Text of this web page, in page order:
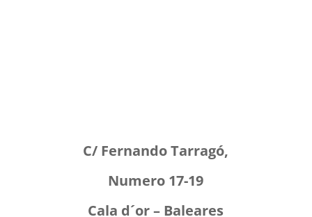
C/ Fernando Tarragó,
Numero 17-19
Cala d´or – Baleares